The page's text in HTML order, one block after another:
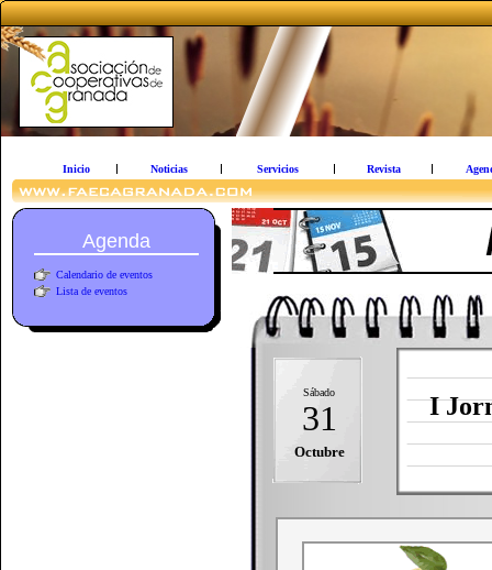
Inicio Noticias Servicios Revista
Agenda
Calendario de eventos
Lista de eventos
Sábado
31
Octubre
I